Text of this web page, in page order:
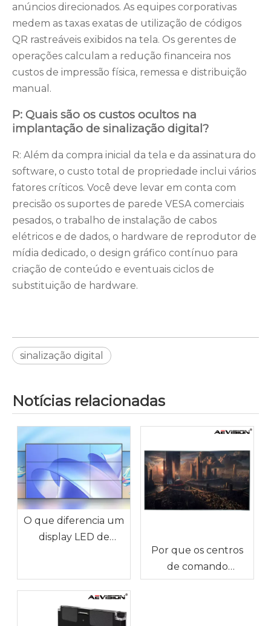
anúncios direcionados. As equipes corporativas
medem as taxas exatas de utilização de códigos
QR rastreáveis ​​exibidos na tela. Os gerentes de
operações calculam a redução financeira nos
custos de impressão física, remessa e distribuição
manual.
P: Quais são os custos ocultos na
implantação de sinalização digital?
R: Além da compra inicial da tela e da assinatura do
software, o custo total de propriedade inclui vários
fatores críticos. Você deve levar em conta com
precisão os suportes de parede VESA comerciais
pesados, o trabalho de instalação de cabos
elétricos e de dados, o hardware de reprodutor de
mídia dedicado, o design gráfico contínuo para
criação de conteúdo e eventuais ciclos de
substituição de hardware.
sinalização digital
Notícias relacionadas
O que diferencia um
display LED de
Por que os centros
de comando
precisam de paredes